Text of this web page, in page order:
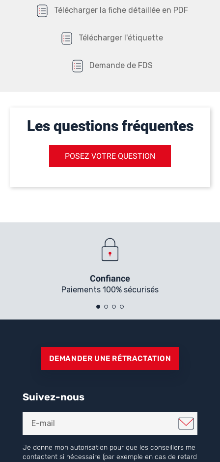
Télécharger la fiche détaillée en PDF
Télécharger l'étiquette
Demande de FDS
Les questions fréquentes
POSEZ VOTRE QUESTION
Confiance
Paiements 100% sécurisés
DEMANDER UNE RÉTRACTATION
Suivez-nous
Je donne mon autorisation pour que les conseillers me
contactent si nécessaire (par exemple en cas de retard